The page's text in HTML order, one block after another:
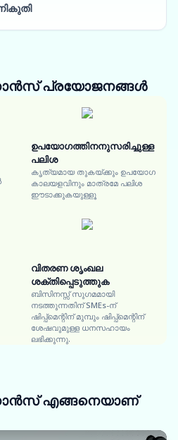
പ്രയോജനങ്ങൾ
ഉപയോഗത്തിനനുസരിച്ചുള്ള
പലിശ
കൃത്യമായ തുകയ്ക്കും ഉപയോഗ
കാലയളവിനും മാത്രമേ പലിശ
ഈടാക്കുകയുള്ളൂ
വിതരണ ശൃംഖല
ശക്തിപ്പെടുത്തുക
ബിസിനസ്സ് സുഗമമായി
നടത്തുന്നതിന് SMEs-ന്
ഷിപ്പ്‌മെന്റിന് മുമ്പും ഷിപ്പ്‌മെന്റിന്
ശേഷവുമുള്ള ധനസഹായം
ലഭിക്കുന്നു.
എങ്ങനെയാണ്